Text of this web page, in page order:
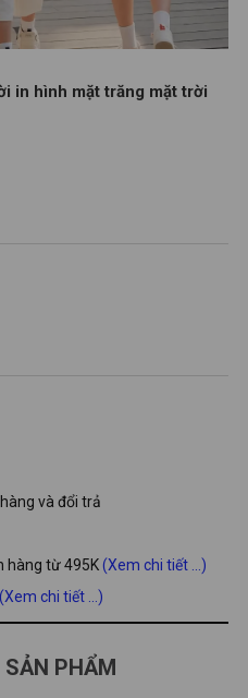
in hình mặt trăng mặt trời
và đổi trả
hàng từ 495K(Xem chi tiết ...)
(Xem chi tiết ...)
PHẨM